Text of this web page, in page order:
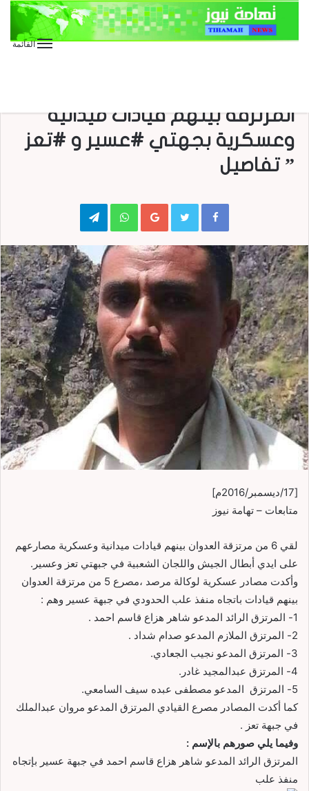
القائمة
المرتزقة بينهم قيادات ميدانية
وعسكرية بجهتي #عسير و #تعز
” تفاصيل
Google+
WhatsApp
Telegram
[17/ديسمبر/2016م]
متابعات – تهامة نيوز
لقي 6 من مرتزقة العدوان بينهم قيادات ميدانية وعسكرية مصارعهم
على ايدي أبطال الجيش واللجان الشعبية في جبهتي تعز وعسير.
وأكدت مصادر عسكرية لوكالة مرصد ،مصرع 5 من مرتزقة العدوان
بينهم قيادات باتجاه منفذ علب الحدودي في جبهة عسير وهم :
1- المرتزق
الرائد المدعو شاهر هزاع قاسم احمد .
2-
المرتزق الملازم المدعو صدام شداد .
3-
المرتزق المدعو نجيب الجعادي.
4-
المرتزق عبدالمجيد غادر .
5-
المرتزق المدعو مصطفى عبده سيف السامعي.
كما أكدت المصادر مصرع القيادي المرتزق المدعو مروان عبدالملك
في جبهة تعز .
وفيما يلي صورهم بالإسم :
المرتزق الرائد المدعو شاهر هزاع قاسم احمد في جبهة عسير بإتجاه
منفذ علب